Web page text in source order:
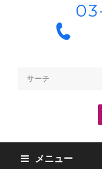
メニュー